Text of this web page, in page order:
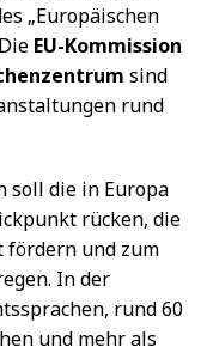
„Europäischen
EU-Kommission
sind
rund
soll die in Europa
rücken, die
und zum
In der
rund 60
und mehr als